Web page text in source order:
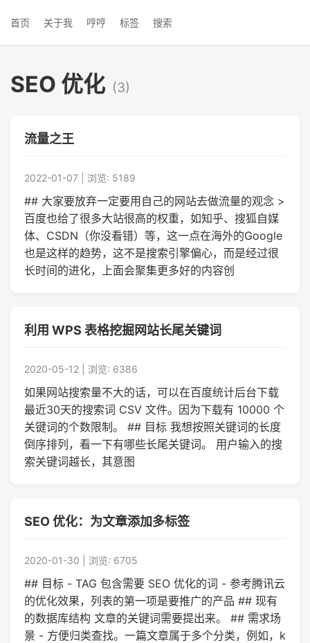
首页 关于我 哼哼 标签 搜索
SEO 优化 (3)
流量之王
2022-01-07 | 浏览: 5189
## 大家要放弃一定要用自己的网站去做流量的观念 >
百度也给了很多大站很高的权重，如知乎、搜狐自媒
体、CSDN（你没看错）等，这一点在海外的Google
也是这样的趋势，这不是搜索引擎偏心，而是经过很
长时间的进化，上面会聚集更多好的内容创
利用 WPS 表格挖掘网站长尾关键词
2020-05-12 | 浏览: 6386
如果网站搜索量不大的话，可以在百度统计后台下载
最近30天的搜索词 CSV 文件。因为下载有 10000 个
关键词的个数限制。 ## 目标 我想按照关键词的长度
倒序排列，看一下有哪些长尾关键词。 用户输入的搜
索关键词越长，其意图
SEO 优化：为文章添加多标签
2020-01-30 | 浏览: 6705
## 目标 - TAG 包含需要 SEO 优化的词 - 参考腾讯云
的优化效果，列表的第一项是要推广的产品 ## 现有
的数据库结构 文章的关键词需要提出来。 ## 需求场
景 - 方便归类查找。一篇文章属于多个分类，例如，k